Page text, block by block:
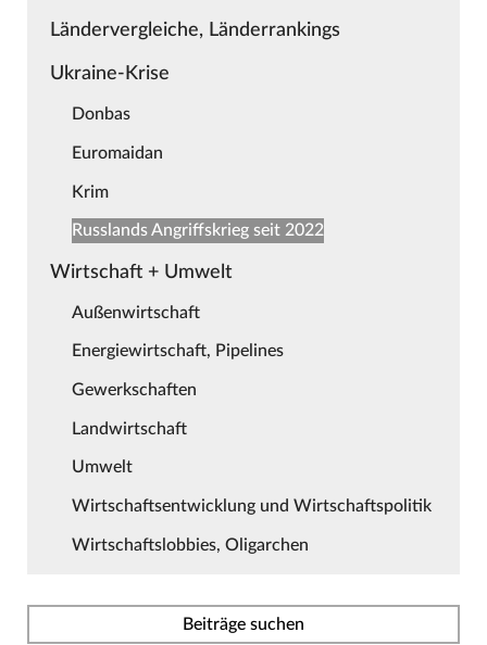
Ländervergleiche, Länderrankings
Ukraine-Krise
Donbas
Euromaidan
Krim
Russlands Angriffskrieg seit 2022
Wirtschaft + Umwelt
Außenwirtschaft
Energiewirtschaft, Pipelines
Gewerkschaften
Landwirtschaft
Umwelt
Wirtschaftsentwicklung und Wirtschaftspolitik
Wirtschaftslobbies, Oligarchen
Beiträge suchen